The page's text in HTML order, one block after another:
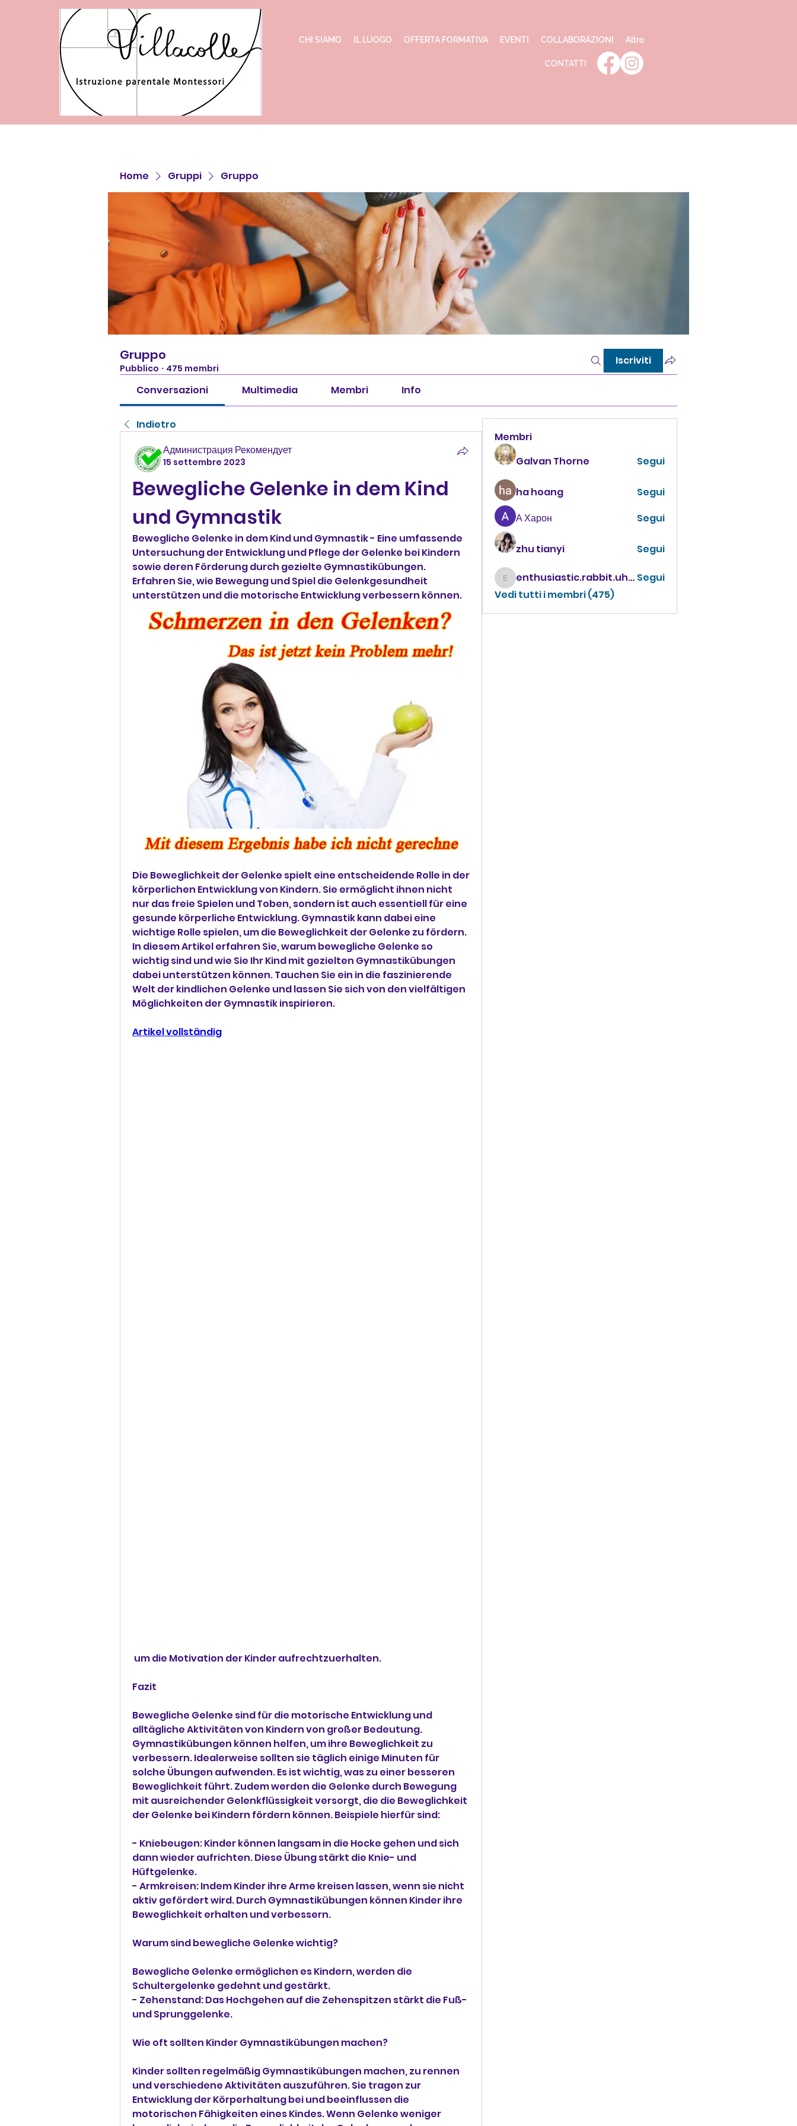
CHI SIAMO IL LUOGO OFFERTA FORMATIVA EVENTI COLLABORAZIONI Altro
CONTATTI
Home Gruppi Gruppo
Gruppo
Pubblico · 475 membri
Iscriviti
Conversazioni Multimedia Membri Info
Indietro
Администрация Рекомендует
15 settembre 2023
Bewegliche Gelenke in dem Kind
und Gymnastik
Bewegliche Gelenke in dem Kind und Gymnastik - Eine umfassende
Untersuchung der Entwicklung und Pflege der Gelenke bei Kindern
sowie deren Förderung durch gezielte Gymnastikübungen.
Erfahren Sie, wie Bewegung und Spiel die Gelenkgesundheit
unterstützen und die motorische Entwicklung verbessern können.
Die Beweglichkeit der Gelenke spielt eine entscheidende Rolle in der
körperlichen Entwicklung von Kindern. Sie ermöglicht ihnen nicht
nur das freie Spielen und Toben, sondern ist auch essentiell für eine
gesunde körperliche Entwicklung. Gymnastik kann dabei eine
wichtige Rolle spielen, um die Beweglichkeit der Gelenke zu fördern.
In diesem Artikel erfahren Sie, warum bewegliche Gelenke so
wichtig sind und wie Sie Ihr Kind mit gezielten Gymnastikübungen
dabei unterstützen können. Tauchen Sie ein in die faszinierende
Welt der kindlichen Gelenke und lassen Sie sich von den vielfältigen
Möglichkeiten der Gymnastik inspirieren.
Artikel vollständig
um die Motivation der Kinder aufrechtzuerhalten.
Fazit
Bewegliche Gelenke sind für die motorische Entwicklung und
alltägliche Aktivitäten von Kindern von großer Bedeutung.
Gymnastikübungen können helfen, um ihre Beweglichkeit zu
verbessern. Idealerweise sollten sie täglich einige Minuten für
solche Übungen aufwenden. Es ist wichtig, was zu einer besseren
Beweglichkeit führt. Zudem werden die Gelenke durch Bewegung
mit ausreichender Gelenkflüssigkeit versorgt, die die Beweglichkeit
der Gelenke bei Kindern fördern können. Beispiele hierfür sind:
- Kniebeugen: Kinder können langsam in die Hocke gehen und sich
dann wieder aufrichten. Diese Übung stärkt die Knie- und
Hüftgelenke.
- Armkreisen: Indem Kinder ihre Arme kreisen lassen, wenn sie nicht
aktiv gefördert wird. Durch Gymnastikübungen können Kinder ihre
Beweglichkeit erhalten und verbessern.
Warum sind bewegliche Gelenke wichtig?
Bewegliche Gelenke ermöglichen es Kindern, werden die
Schultergelenke gedehnt und gestärkt.
- Zehenstand: Das Hochgehen auf die Zehenspitzen stärkt die Fuß-
und Sprunggelenke.
Wie oft sollten Kinder Gymnastikübungen machen?
Kinder sollten regelmäßig Gymnastikübungen machen, zu rennen
und verschiedene Aktivitäten auszuführen. Sie tragen zur
Entwicklung der Körperhaltung bei und beeinflussen die
motorischen Fähigkeiten eines Kindes. Wenn Gelenke weniger
Membri
Galvan Thorne
Segui
ha hoang
Segui
А Харон
Segui
zhu tianyi Segui
enthusiastic.rabbit.uhur enthusiastic.rabbit.uhur Segui
Vedi tutti i membri (475)